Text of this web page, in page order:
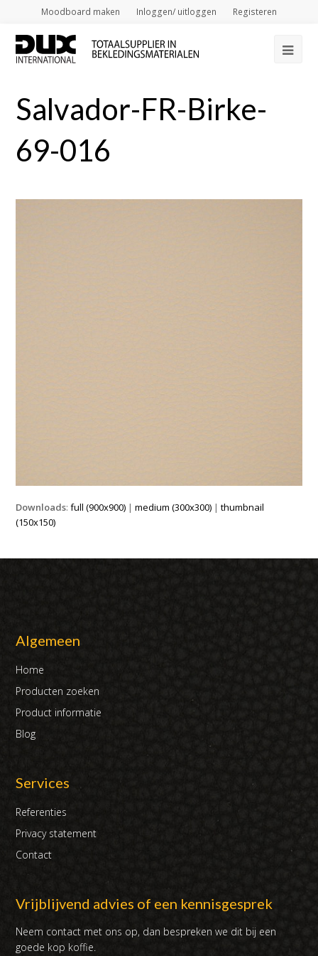
Moodboard maken Inloggen/ uitloggen Registeren
Salvador-FR-Birke-
69-016
Downloads:full (900x900) |medium (300x300) |thumbnail
(150x150)
Algemeen
Home
Producten zoeken
Product informatie
Blog
Services
Referenties
Privacy statement
Contact
Vrijblijvend advies of een kennisgesprek
Neem contact met ons op, dan bespreken we dit bij een
goede kop koffie.